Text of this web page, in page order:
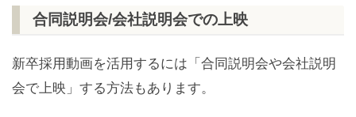
合同説明会/会社説明会での上映
新卒採用動画を活用するには「合同説明会や会社説明
会で上映」する方法もあります。